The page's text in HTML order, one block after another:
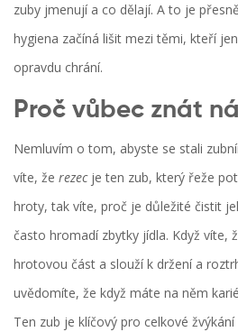
zuby jmenují a co dělají. A to je
hygiena začíná lišit mezi těmi, kteří
opravdu chrání.
Proč vůbec znát
Nemluvím o tom, abyste se stali
víte, že rezecje ten zub, který řeže
hroty, tak víte, proč je důležité čistit
často hromadí zbytky jídla. Když víte,
hrotovou část a slouží k držení a
uvědomíte, že když máte na něm
Ten zub je klíčový pro celkové